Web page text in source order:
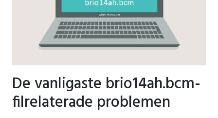
De vanligaste brio14ah.bcm-
filrelaterade problemen